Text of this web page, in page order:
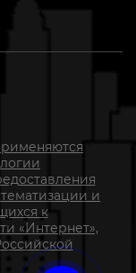
и
к
«Интернет»,